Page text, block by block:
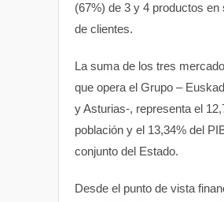
(67%) de 3 y 4 productos en
de clientes.
La suma de los tres
que opera el Grupo –
y Asturias-, representa el
población y el 13,34% del
conjunto del Estado.
Desde el punto de vista